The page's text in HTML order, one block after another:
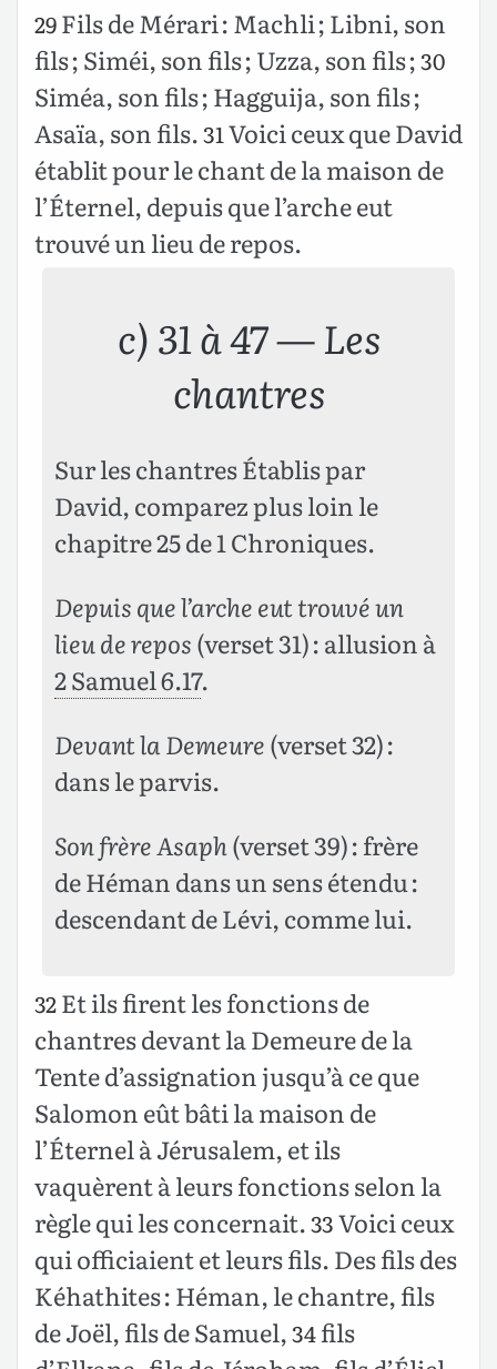
29Fils de Mérari : Machli ; Libni, son
fils ; Siméi, son fils ; Uzza, son fils ;30
Siméa, son fils ; Hagguija, son fils ;
Asaïa, son fils.31 Voici ceux que David
établit pour le chant de la maison de
l’Éternel, depuis que l’arche eut
trouvé un lieu de repos.
c) 31 à 47 — Les
chantres
Sur les chantres Établis par
David, comparez plus loin le
chapitre 25 de 1 Chroniques.
Depuis que l’arche eut trouvé un
lieu de repos(verset 31) : allusion à
2 Samuel 6.17.
Devant la Demeure(verset 32) :
dans le parvis.
Son frère Asaph(verset 39) : frère
de Héman dans un sens étendu :
descendant de Lévi, comme lui.
32Et ils firent les fonctions de
chantres devant la Demeure de la
Tente d’assignation jusqu’à ce que
Salomon eût bâti la maison de
l’Éternel à Jérusalem, et ils
vaquèrent à leurs fonctions selon la
règle qui les concernait.33Voici ceux
qui officiaient et leurs fils. Des fils des
Kéhathites : Héman, le chantre, fils
de Joël, fils de Samuel,34fils